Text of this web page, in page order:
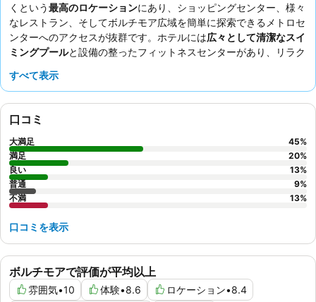
くという最高のロケーションにあり、ショッピングセンター、様々
なレストラン、そしてボルチモア広域を簡単に探索できるメトロセ
ンターへのアクセスが抜群です。ホテルには広々として清潔なスイ
ミングプールと設備の整ったフィットネスセンターがあり、リラク
ロフェッショナルでフレンドリーなスタッフ
合は、庭園に面した部屋をリクエストすることをお勧めします。一
部の客室にはカビ臭や時代遅れの装飾がある場合があります。
すべて表示
ボルチモアで評価が平均以上
雰囲気•10 体験•8.6 ロケーション•8.4
口コミ
大満足 45%
満足
20%
良い
13%
普通
9%
不満
13%
口コミを表示